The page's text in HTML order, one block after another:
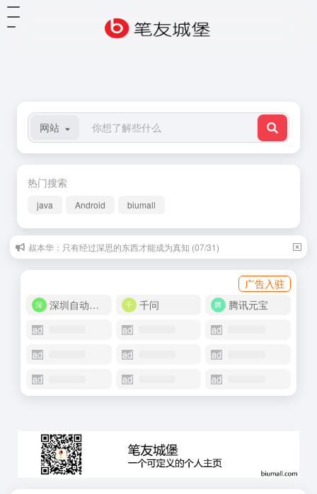
网站
热门搜索
java Android biumall
叔本华：只有经过深思的东西才能成为真知 (07/31)
广告入驻
深圳自动化商城
千问 腾讯元宝